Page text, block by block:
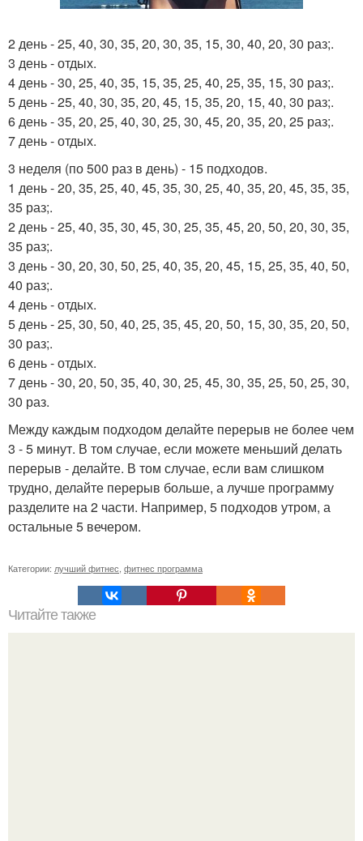
2 день - 25, 40, 30, 35, 20, 30, 35, 15, 30, 40, 20, 30 раз;.
3 день - отдых.
4 день - 30, 25, 40, 35, 15, 35, 25, 40, 25, 35, 15, 30 раз;.
5 день - 25, 40, 30, 35, 20, 45, 15, 35, 20, 15, 40, 30 раз;.
6 день - 35, 20, 25, 40, 30, 25, 30, 45, 20, 35, 20, 25 раз;.
7 день - отдых.
3 неделя (по 500 раз в день) - 15 подходов.
1 день - 20, 35, 25, 40, 45, 35, 30, 25, 40, 35, 20, 45, 35, 35,
35 раз;.
2 день - 25, 40, 35, 30, 45, 30, 25, 35, 45, 20, 50, 20, 30, 35,
35 раз;.
3 день - 30, 20, 30, 50, 25, 40, 35, 20, 45, 15, 25, 35, 40, 50,
40 раз;.
4 день - отдых.
5 день - 25, 30, 50, 40, 25, 35, 45, 20, 50, 15, 30, 35, 20, 50,
30 раз;.
6 день - отдых.
7 день - 30, 20, 50, 35, 40, 30, 25, 45, 30, 35, 25, 50, 25, 30,
30 раз.
Между каждым подходом делайте перерыв не более чем
3 - 5 минут. В том случае, если можете меньший делать
перерыв - делайте. В том случае, если вам слишком
трудно, делайте перерыв больше, а лучше программу
разделите на 2 части. Например, 5 подходов утром, а
остальные 5 вечером.
Категории: лучший фитнес фитнес программа
Читайте также